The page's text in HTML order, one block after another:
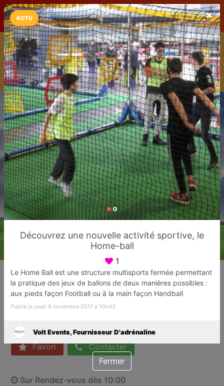
LaCarte LaCarte sur
Play Store
Installez l'App LaCarte
Téléchargez gratuitement l'app LaCarte pour suivre vos
commerces favoris et ne rien rater !
Télécharger Plus tard
Volt Events, Fournisseur
D'adrénaline
Bubble foot, Archery tag, Laser Tag,
Paintball, Home-bal
Favori Contacter
Sur Rendez-vous dès 10:00
ACTU
Découvrez une nouvelle activité sportive, le
Home-ball
1
Le Home Ball est une structure multisports fermée permettant
la pratique des jeux de ballons de deux manières possibles :
aux pieds façon Football ou à la main façon Handball
Publié le jeudi 9 novembre 2017 à 10h43
Volt Events, Fournisseur D'adrénaline
Fermer